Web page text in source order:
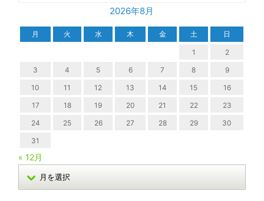
2026年8月
月 火 水 木 金 土 日
1
2
3
4 5 6 7 8
9
10
11 12 13 14 15
16
17
18 19 20 21 22
23
24
25 26 27 28 29
30
31
« 12月